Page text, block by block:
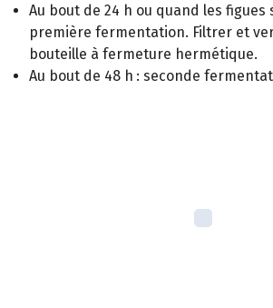
Au bout de 24 h ou quand les figues
première fermentation. Filtrer et
bouteille à fermeture hermétique.
Au bout de 48 h : seconde